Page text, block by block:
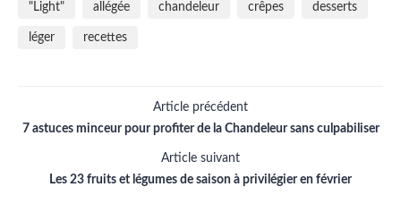
"Light" allégée chandeleur crêpes desserts
léger recettes
Article précédent
7 astuces minceur pour profiter de la Chandeleur sans culpabiliser
Article suivant
Les 23 fruits et légumes de saison à privilégier en février